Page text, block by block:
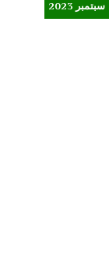
سبتمبر 2023